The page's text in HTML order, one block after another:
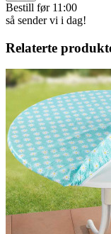
Bestill før 11:00
så sender vi i dag!
Relaterte